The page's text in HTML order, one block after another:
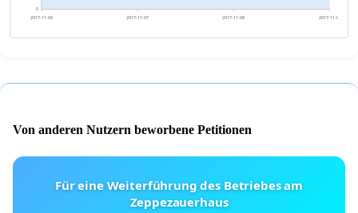
0
2017-11-06 2017-11-07 2017-11-08 2017-11-09
Von anderen Nutzern beworbene Petitionen
Für eine Weiterführung des Betriebes am
Zeppezauerhaus